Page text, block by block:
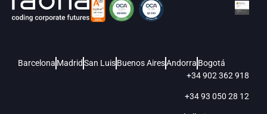
Barcelona MadridSan LuisBuenos AiresAndorra Bogotá
+34 902 362 918
+34 93 050 28 12